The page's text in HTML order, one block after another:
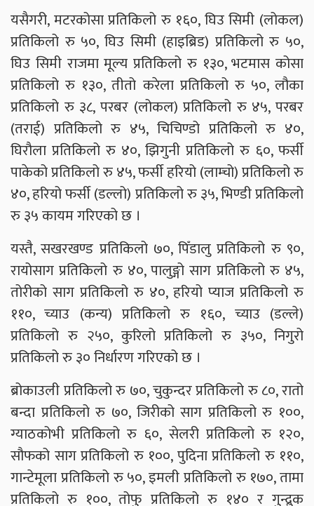
यसैगरी, मटरकोसा प्रतिकिलो रु १६०, घिउ सिमी (लोकल)
प्रतिकिलो रु ५०, घिउ सिमी (हाइब्रिड) प्रतिकिलो रु ५०,
घिउ सिमी राजमा मूल्य प्रतिकिलो रु १३०, भटमास कोसा
प्रतिकिलो रु १३०, तीतो करेला प्रतिकिलो रु ५०, लौका
प्रतिकिलो रु ३८, परबर (लोकल) प्रतिकिलो रु ४५, परबर
(तराई) प्रतिकिलो रु ४५, चिचिण्डो प्रतिकिलो रु ४०,
घिरौला प्रतिकिलो रु ४०, झिगुनी प्रतिकिलो रु ६०, फर्सी
पाकेको प्रतिकिलो रु ४५, फर्सी हरियो (लाम्चो) प्रतिकिलो रु
४०, हरियो फर्सी (डल्लो) प्रतिकिलो रु ३५, भिण्डी प्रतिकिलो
रु ३५ कायम गरिएको छ ।
यस्तै, सखरखण्ड प्रतिकिलो ७०, पिँडालु प्रतिकिलो रु ९०,
रायोसाग प्रतिकिलो रु ४०, पालुङ्गो साग प्रतिकिलो रु ४५,
तोरीको साग प्रतिकिलो रु ४०, हरियो प्याज प्रतिकिलो रु
११०, च्याउ (कन्य) प्रतिकिलो रु १६०, च्याउ (डल्ले)
प्रतिकिलो रु २५०, कुरिलो प्रतिकिलो रु ३५०, निगुरो
प्रतिकिलो रु ३० निर्धारण गरिएको छ ।
ब्रोकाउली प्रतिकिलो रु ७०, चुकुन्दर प्रतिकिलो रु ८०, रातो
बन्दा प्रतिकिलो रु ७०, जिरीको साग प्रतिकिलो रु १००,
ग्याठकोभी प्रतिकिलो रु ६०, सेलरी प्रतिकिलो रु १२०,
सौफको साग प्रतिकिलो रु १००, पुदिना प्रतिकिलो रु ११०,
गान्टेमूला प्रतिकिलो रु ५०, इमली प्रतिकिलो रु १७०, तामा
प्रतिकिलो रु १००, तोफु प्रतिकिलो रु १४० र गुन्द्रुक